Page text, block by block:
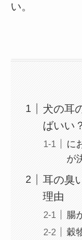
い。
犬の耳
ばいい
に
が
耳の臭
理由
腸
穀